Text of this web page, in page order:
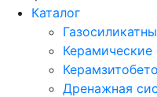
Каталог
Керамические
Дренажная